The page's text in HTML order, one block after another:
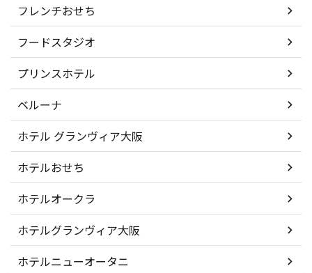
フレンチおせち
フードスタジオ
プリンスホテル
ベルーナ
ホテル グランヴィア大阪
ホテルおせち
ホテルオークラ
ホテルグランヴィア大阪
ホテルニューオータニ